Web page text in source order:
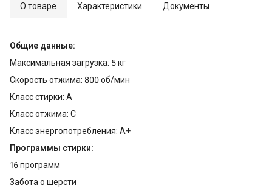
О товаре Характеристики Документы
Общие данные:
Максимальная загрузка: 5 кг
Скорость отжима: 800 об/мин
Класс стирки: А
Класс отжима: С
Класс энергопотребления: А+
Программы стирки:
16 программ
Забота о шерсти